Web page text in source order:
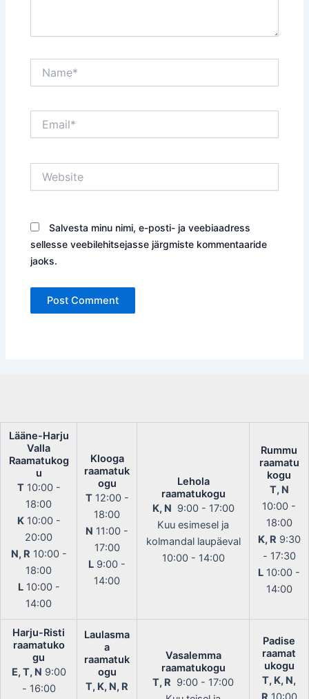
Salvesta minu nimi, e-posti- ja veebiaadress
sellesse veebilehitsejasse järgmiste kommentaaride
jaoks.
Lääne-Harju
Valla
Raamatukog
u
T10:00 -
18:00
K10:00 -
20:00
N, R 10:00 -
18:00
L10:00 -
14:00
Klooga
raamatuk
ogu
T12:00 -
18:00
N 11:00 -
17:00
L 9:00 -
14:00
Lehola
raamatukogu
K, N 9:00 - 17:00
Kuu esimesel ja
kolmandal laupäeval
10:00 - 14:00
Rummu
raamatu
kogu
T, N
10:00 -
18:00
K, R 9:30
- 17:30
L 10:00 -
14:00
Harju-Risti
raamatuko
gu
E, T, N 9:00
- 16:00
Laulasma
a
raamatuk
ogu
T, K, N, R
Vasalemma
raamatukogu
T, R 9:00 - 17:00
Padise
raamat
ukogu
T, K, N,